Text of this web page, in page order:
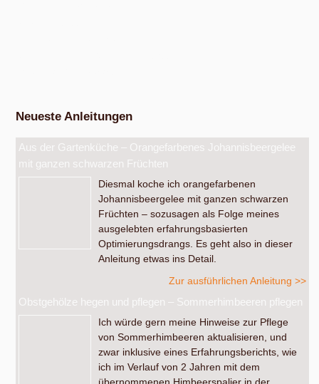
Neueste Anleitungen
Aus der Gartenküche – Orangefarbenes Johannisbeergelee
mit ganzen schwarzen Früchten
Diesmal koche ich orangefarbenen
Johannisbeergelee mit ganzen schwarzen
Früchten – sozusagen als Folge meines
ausgelebten erfahrungsbasierten
Optimierungsdrangs. Es geht also in dieser
Anleitung etwas ins Detail.
Zur ausführlichen Anleitung >>
Obstgehölze hegen und pflegen – Sommerhimbeeren pflegen
Ich würde gern meine Hinweise zur Pflege
von Sommerhimbeeren aktualisieren, und
zwar inklusive eines Erfahrungsberichts, wie
ich im Verlauf von 2 Jahren mit dem